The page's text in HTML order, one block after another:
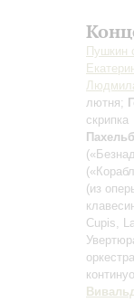
Пушкин
лютня;
скрипка
(из
Cupis,